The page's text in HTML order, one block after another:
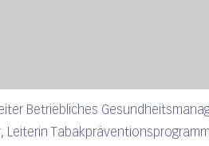
Betriebliches
Leiterin